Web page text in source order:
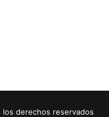
derechos reservados